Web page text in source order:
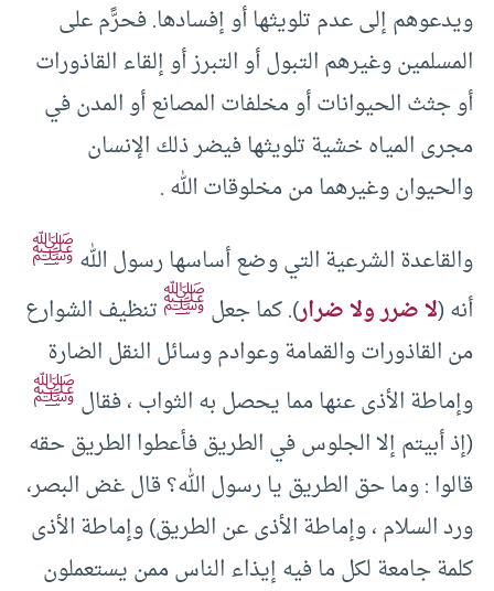
ويدعوهم إلى عدم تلويثها أو إفسادها. فحرًّم على
المسلمين وغيرهم التبول أو التبرز أو إلقاء القاذورات
أو جثث الحيوانات أو مخلفات المصانع أو المدن في
مجرى المياه خشية تلويثها فيضر ذلك الإنسان
والحيوان وغيرهما من مخلوقات الله .
والقاعدة الشرعية التي وضع أساسها رسول اللهﷺ
أنه (لا ضرر ولا ضرار). كما جعلﷺتنظيف الشوارع
من القاذورات والقمامة وعوادم وسائل النقل الضارة
وإماطة الأذى عنها مما يحصل به الثواب ، فقالﷺ
(إذ أبيتم إلا الجلوس في الطريق فأعطوا الطريق حقه
قالوا : وما حق الطريق يا رسول الله؟ قال غض البصر،
ورد السلام ، وإماطة الأذى عن الطريق) وإماطة الأذى
كلمة جامعة لكل ما فيه إيذاء الناس ممن يستعملون